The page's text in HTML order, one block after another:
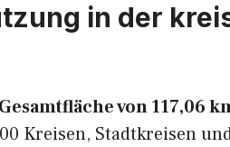
in der
von 117,06
Kreisen, Stadtkreisen